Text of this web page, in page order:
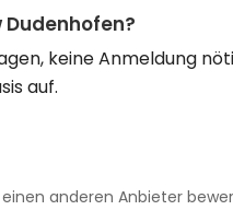
Dudenhofen?
keine Anmeldung
auf.
anderen Anbieter